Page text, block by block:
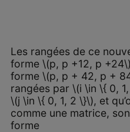
Les rangées de ce
forme \(p, p +12, p
forme \(p, p + 42, p +
rangées par \(i \in \{ 0,
\(j \in \{ 0, 1, 2 \}\), et
comme une matrice,
forme